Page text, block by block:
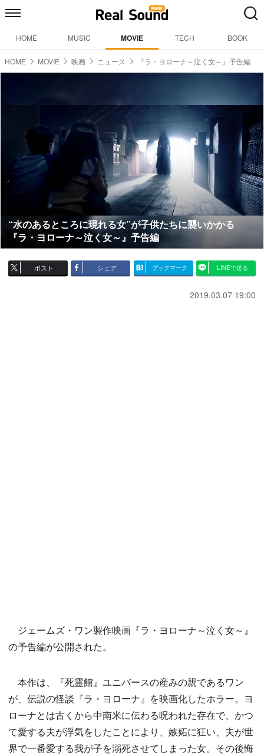
HOME MUSIC MOVIE TECH BOOK
HOME MOVIE 映画 ニュース 『ラ・ヨローナ～泣く女～』予告編
“水のあるところに現れる女”が子供たちに襲いかかる
『ラ・ヨローナ～泣く女～』予告編
ポスト シェア ブックマーク LINEで送る
2019.03.07 19:00
ジェームズ・ワン製作映画『ラ・ヨローナ～泣く女～』
の予告編が公開された。
本作は、『死霊館』ユニバースの産みの親であるワン
が、伝説の怪談『ラ・ヨローナ』を映画化したホラー。ヨ
ローナとは古くから中南米に伝わる呪われた存在で、かつ
て愛する夫が浮気をしたことにより、嫉妬に狂い、夫が世
界で一番愛する我が子を溺死させてしまった女。その後悔